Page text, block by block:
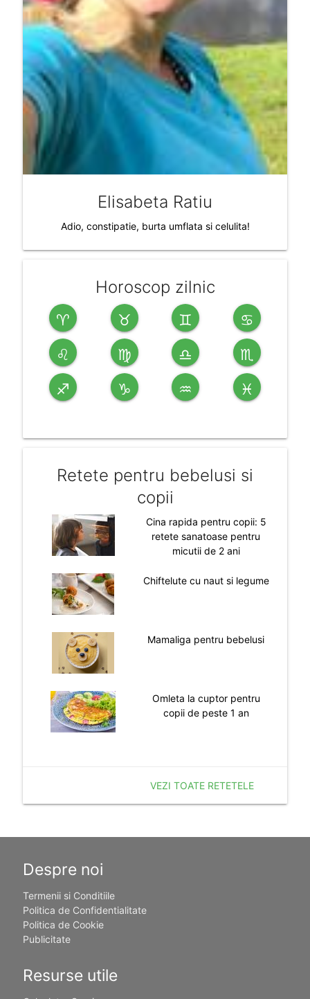
Elisabeta Ratiu
Adio, constipatie, burta umflata si celulita!
Horoscop zilnic
♈ ♉ ♊ ♋
♌ ♍ ♎ ♏
♐ ♑ ♒ ♓
Retete pentru bebelusi si
copii
Cina rapida pentru copii: 5
retete sanatoase pentru
micutii de 2 ani
Chiftelute cu naut si legume
Mamaliga pentru bebelusi
Omleta la cuptor pentru
copii de peste 1 an
VEZI TOATE RETETELE
Despre noi
Termenii si Conditiile
Politica de Confidentialitate
Politica de Cookie
Publicitate
Resurse utile